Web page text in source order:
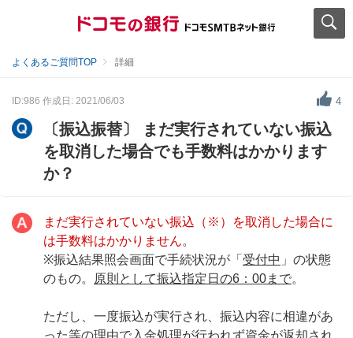
よくあるご質問TOP 詳細
ID:986 作成日: 2021/06/03 4
〔振込振替〕 まだ実行されていない振込
を取消した場合でも手数料はかかります
か？
まだ実行されていない振込（※）を取消した場合に
は手数料はかかりません。
※振込結果照会画面で手続状況が「 受付中 」の状態
のもの。
原則として振込指定日の6：00まで。
ただし、一度振込が実行され、振込内容に相違があ
った等の理由で入金処理が行われず資金が返却され